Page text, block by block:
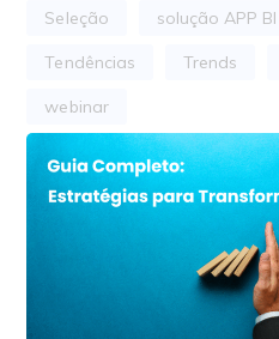
Seleção solução APP BI
Tendências Trends
webinar